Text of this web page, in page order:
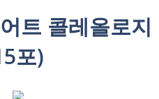
트 콜레올로
포)